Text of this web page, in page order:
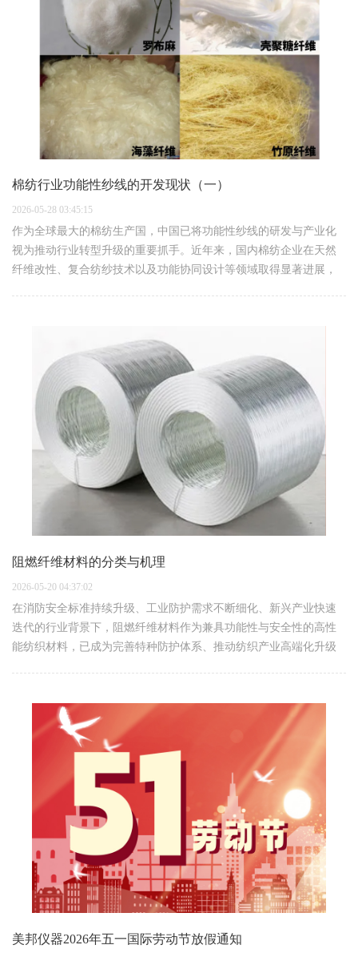
棉纺行业功能性纱线的开发现状（一）
2026-05-28 03:45:15
作为全球最大的棉纺生产国，中国已将功能性纱线的研发与产业化
视为推动行业转型升级的重要抓手。近年来，国内棉纺企业在天然
纤维改性、复合纺纱技术以及功能协同设计等领域取得显著进展，
阻燃纤维材料的分类与机理
2026-05-20 04:37:02
在消防安全标准持续升级、工业防护需求不断细化、新兴产业快速
迭代的行业背景下，阻燃纤维材料作为兼具功能性与安全性的高性
能纺织材料，已成为完善特种防护体系、推动纺织产业高端化升级
美邦仪器2026年五一国际劳动节放假通知